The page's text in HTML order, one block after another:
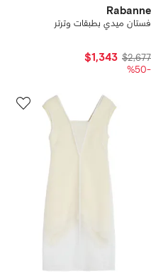
Rabanne
فستان ميدي بطبقات وترتر
$2,677
$1,343
-%50